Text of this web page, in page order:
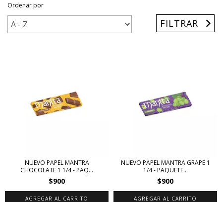
Ordenar por
FILTRAR
NUEVO PAPEL MANTRA
CHOCOLATE 1 1/4 - PAQ...
$900
NUEVO PAPEL MANTRA GRAPE 1
1/4 - PAQUETE...
$900